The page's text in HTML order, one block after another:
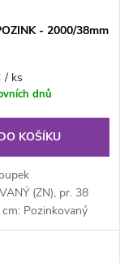
- 2000/38mm
/ ks
dnů
KOŠÍKU
(ZN), pr. 38
Pozinkovaný
sloupek průměru